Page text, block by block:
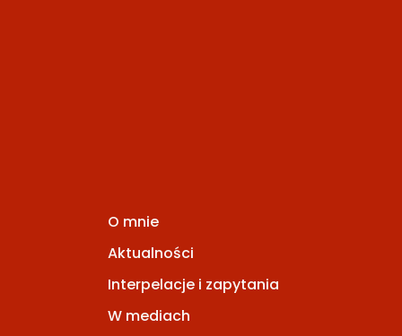
O mnie
Aktualności
Interpelacje i zapytania
W mediach